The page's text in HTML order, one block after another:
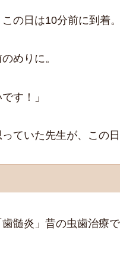
の日は10分前に到着。
めりに。
す！」
ていた先生が、この
髄炎」昔の虫歯治療